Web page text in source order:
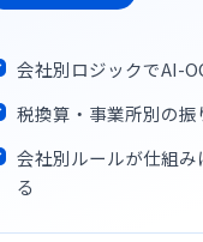
会社別ロジックでAI-
税換算・事業所別の
会社別ルールが仕組
る